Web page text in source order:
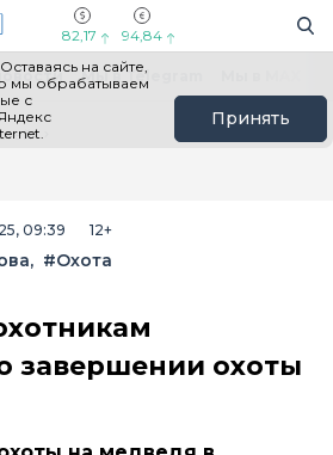
82,17 94,84
Оставаясь на сайте,
мы обрабатываем
с
Принять
Мы в Telegram
09:39 12+
#Охота
завершении охоты